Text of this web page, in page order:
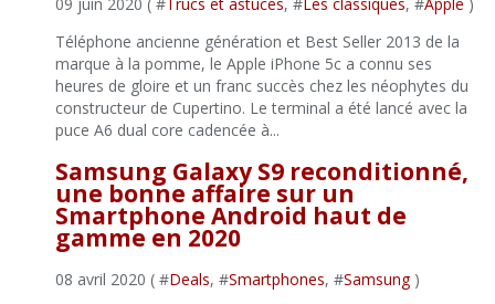
Téléphone ancienne génération et Best Seller 2013 de la
marque à la pomme, le Apple iPhone 5c a connu ses
heures de gloire et un franc succès chez les néophytes du
constructeur de Cupertino. Le terminal a été lancé avec la
puce A6 dual core cadencée à...
Samsung Galaxy S9 reconditionné,
une bonne affaire sur un
Smartphone Android haut de
gamme en 2020
08 avril 2020 ( #Deals, #Smartphones, #Samsung)